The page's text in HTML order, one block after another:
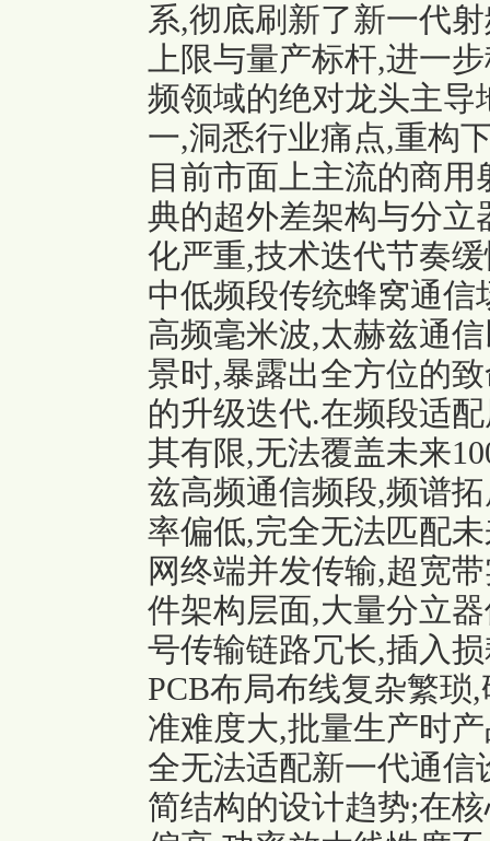
系,彻底刷新了新一代
上限与量产标杆,进一
频领域的绝对龙头主
一,洞悉行业痛点,重构
目前市面上主流的商
典的超外差架构与分
化严重,技术迭代节奏
中低频段传统蜂窝通信
高频毫米波,太赫兹通
景时,暴露出全方位的
的升级迭代.在频段适
其有限,无法覆盖未来
兹高频通信频段,频谱
率偏低,完全无法匹配
网终端并发传输,超宽
件架构层面,大量分立
号传输链路冗长,插入
PCB布局布线复杂繁
准难度大,批量生产时
全无法适配新一代通
简结构的设计趋势;在